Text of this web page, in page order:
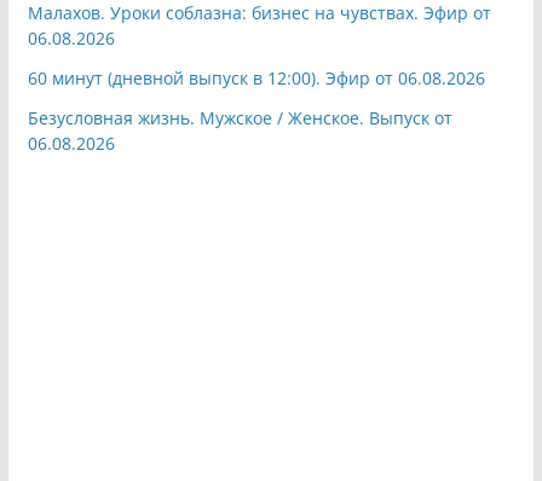
Малахов. Уроки соблазна: бизнес на чувствах. Эфир от
06.08.2026
60 минут (дневной выпуск в 12:00). Эфир от 06.08.2026
Безусловная жизнь. Мужское / Женское. Выпуск от
06.08.2026